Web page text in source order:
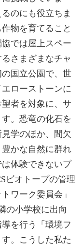
のにも役立ちま
物を育てること
では屋上スペー
さまざまなチャ
国立公園で、世
ローストーンに
者を対象に、サ
。恐竜の化石を
学のほか、間欠
かな自然に群れ
体験できないプ
ビオトープの管理
ワーク委員会」
の小学校に出向
を行う「環境フ
。こうした私た